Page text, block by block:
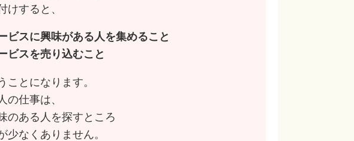
けすると、
ビスに興味がある人を集めること
ビスを売り込むこと
ことになります。
の仕事は、
のある人を探すところ
少なくありません。